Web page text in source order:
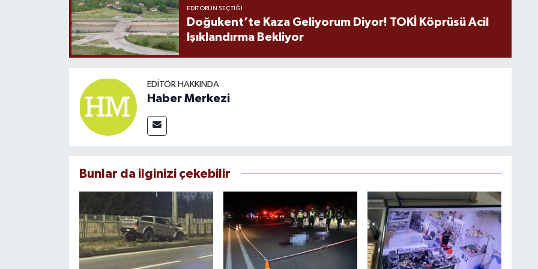
EDITÖRÜN SEÇTIĞI
Doğukent’te Kaza Geliyorum Diyor! TOKİ Köprüsü Acil
Işıklandırma Bekliyor
EDITÖR HAKKINDA
Haber Merkezi
Bunlar da ilginizi çekebilir